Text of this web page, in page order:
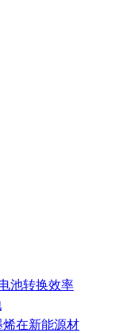
池转换效率
烯在新能源材